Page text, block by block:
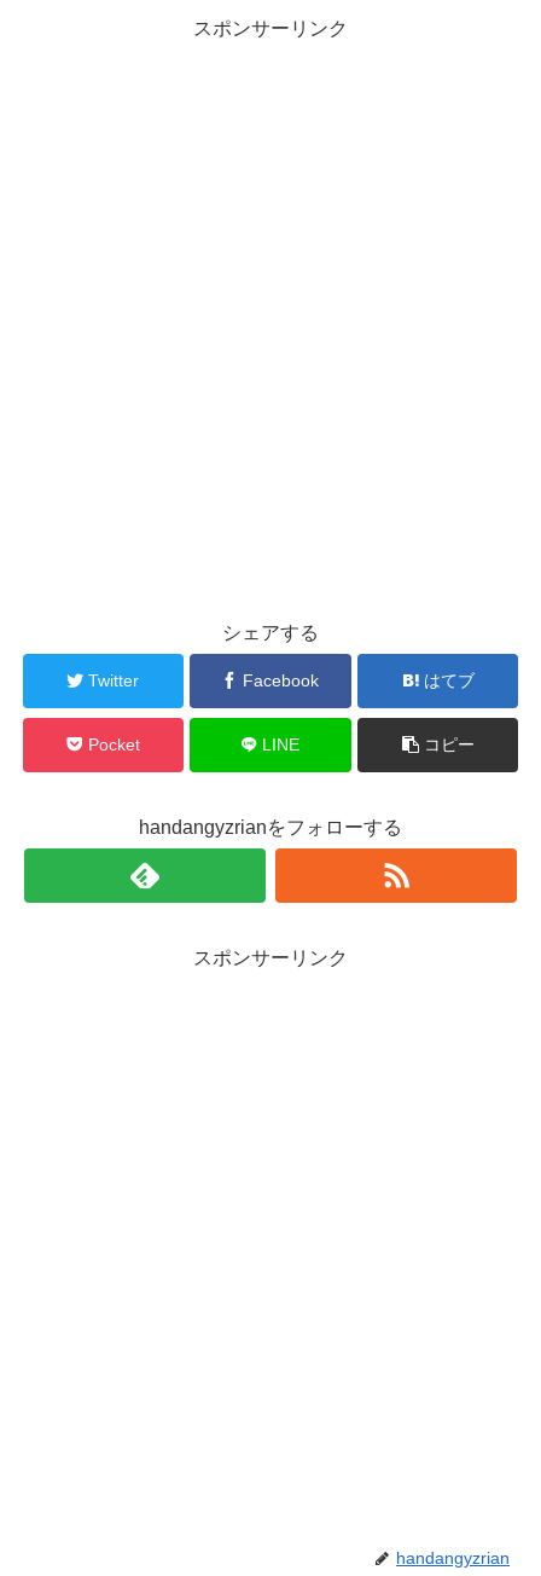
スポンサーリンク
シェアする
Twitter Facebook はてブ
Pocket LINE コピー
handangyzrianをフォローする
スポンサーリンク
handangyzrian